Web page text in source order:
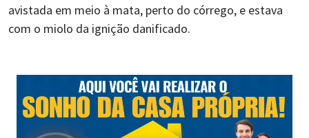
avistada em meio à mata, perto do córrego, e estava
com o miolo da ignição danificado.